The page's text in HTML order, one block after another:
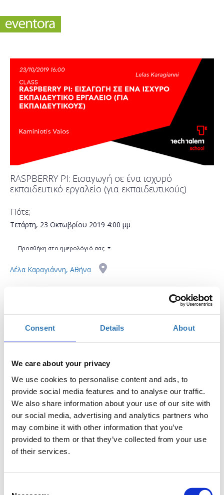
Consent Details About
We care about your privacy
We use cookies to personalise content and ads, to
provide social media features and to analyse our traffic.
We also share information about your use of our site with
our social media, advertising and analytics partners who
may combine it with other information that you’ve
provided to them or that they’ve collected from your use
of their services.
RASPBERRY PI: Εισαγωγή σε ένα ισχυρό
εκπαιδευτικό εργαλείο (για εκπαιδευτικούς)
Πότε;
Τετάρτη, 23 Οκτωβρίου 2019 4:00 μμ
Προσθήκη στο ημερολόγιό σας
Λέλα Καραγιάννη, Αθήνα
Η περίοδος εγγραφών έχει λήξει.
Στόχος αυτού του σεμιναρίου είναι να ωθήσει
εκπαιδευτικούς σε νέες διαδραστικές και δυναμικές
μεθοδολογίες μάθησης όπως είναι το Raspberry Pi.
ΒΑΣΙΚΑ ΣΗΜΕΙΑ:
* Τι είναι ένα Raspberry Pi;